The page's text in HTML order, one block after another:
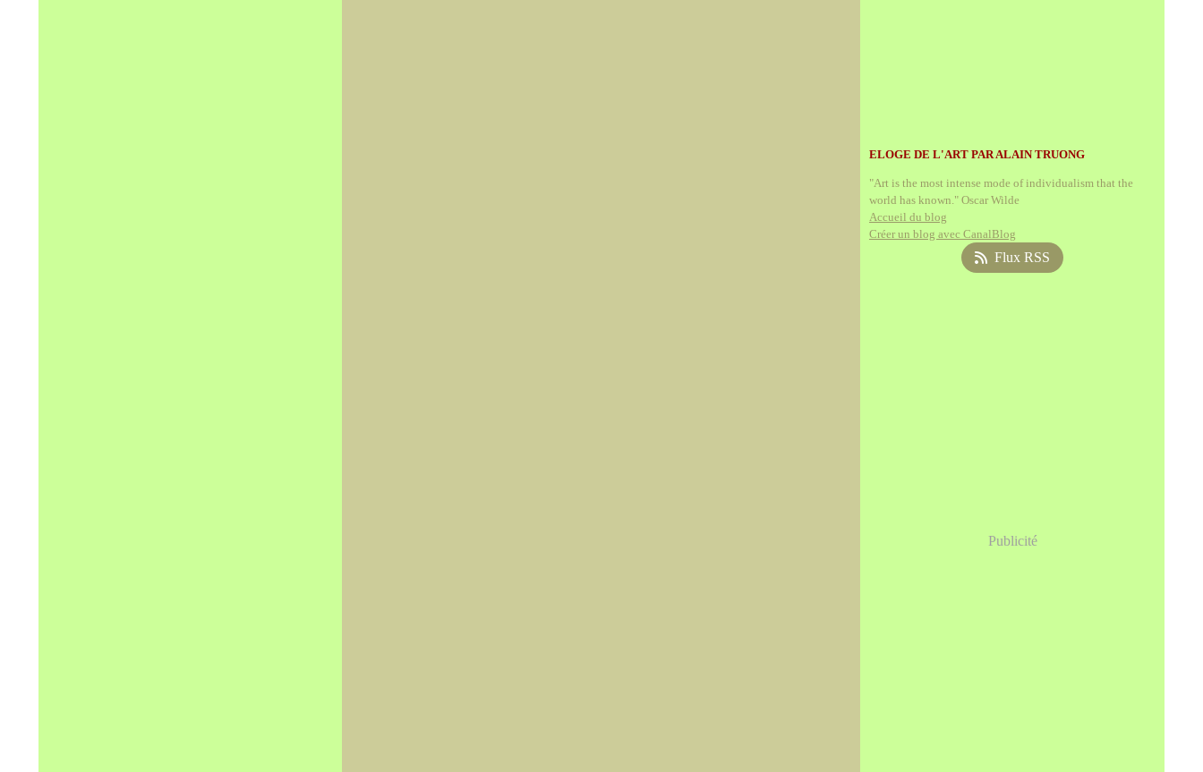
ELOGE DE L'ART PAR ALAIN TRUONG
"Art is the most intense mode of individualism that the
world has known." Oscar Wilde
Accueil du blog
Créer un blog avec CanalBlog
Flux RSS
Publicité